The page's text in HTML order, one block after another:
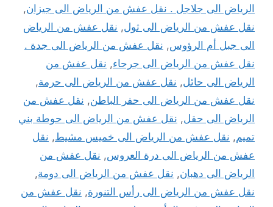
الرياض الى جلاجل . نقل عفش من الرياض الى جيزان,
نقل عفش من الرياض الى ثول, نقل عفش من الرياض
الى جبل أم الرؤوس, نقل عفش من الرياض الى جدة .
نقل عفش من الرياض الى جرحاء, نقل عفش من
الرياض الى حائل, نقل عفش من الرياض الى حرمة,
نقل عفش من الرياض الى حفر الباطن, نقل عفش من
الرياض الى حقل, نقل عفش من الرياض الى حوطة بني
تميم, نقل عفش من الرياض الى خميس مشيط, نقل
عفش من الرياض الى درة العروس, نقل عفش من
الرياض الى دهبان, نقل عفش من الرياض الى دومة,
نقل عفش من الرياض الى رأس التنورة, نقل عفش من